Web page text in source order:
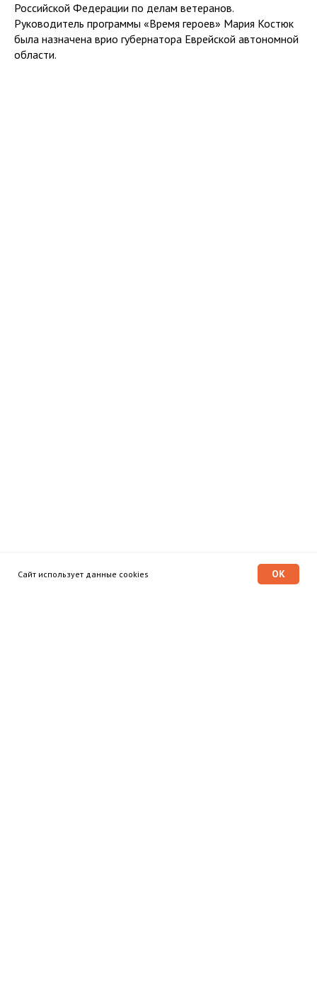
Российской Федерации по делам ветеранов.
Руководитель программы «Время героев» Мария Костюк
была назначена врио губернатора Еврейской автономной
области.
Сайт использует данные cookies OK